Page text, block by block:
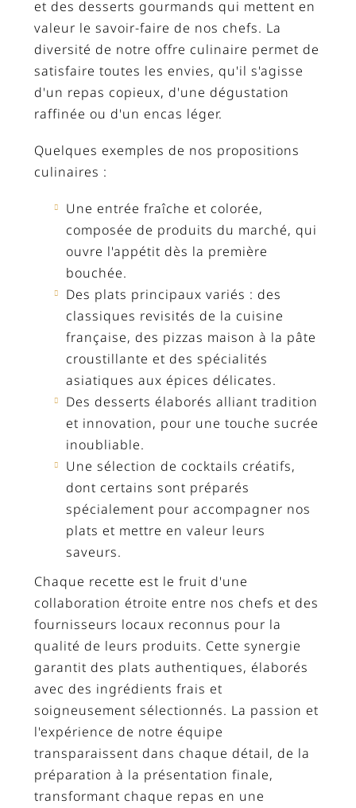
et des desserts gourmands qui mettent en
valeur le savoir-faire de nos chefs. La
diversité de notre offre culinaire permet de
satisfaire toutes les envies, qu'il s'agisse
d'un repas copieux, d'une dégustation
raffinée ou d'un encas léger.
Quelques exemples de nos propositions
culinaires :
Une entrée fraîche et colorée,
composée de produits du marché, qui
ouvre l'appétit dès la première
bouchée.
Des plats principaux variés : des
classiques revisités de la cuisine
française, des pizzas maison à la pâte
croustillante et des spécialités
asiatiques aux épices délicates.
Des desserts élaborés alliant tradition
et innovation, pour une touche sucrée
inoubliable.
Une sélection de cocktails créatifs,
dont certains sont préparés
spécialement pour accompagner nos
plats et mettre en valeur leurs
saveurs.
Chaque recette est le fruit d'une
collaboration étroite entre nos chefs et des
fournisseurs locaux reconnus pour la
qualité de leurs produits. Cette synergie
garantit des plats authentiques, élaborés
avec des ingrédients frais et
soigneusement sélectionnés. La passion et
l'expérience de notre équipe
transparaissent dans chaque détail, de la
préparation à la présentation finale,
transformant chaque repas en une